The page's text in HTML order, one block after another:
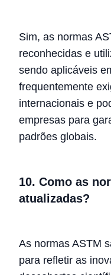
Sim, as normas
reconhecidas e
sendo aplicáveis
frequentemente
internacionais e
empresas para
padrões globais.
10. Como as
atualizadas?
As normas ASTM
para refletir as